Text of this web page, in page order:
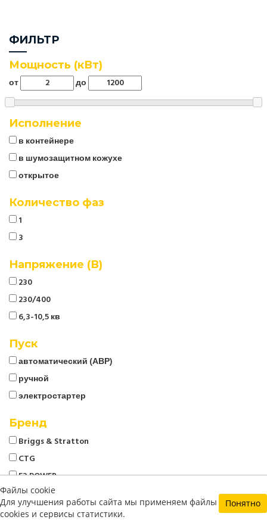
ФИЛЬТР
Мощность (кВт)
от до
Исполнение
в контейнере
в шумозащитном кожухе
открытое
Количество фаз
1
3
Напряжение (В)
230
230/400
6,3-10,5 кв
Пуск
автоматический (АВР)
ручной
электростартер
Бренд
Briggs & Stratton
CTG
E3 POWER
Energo
EVOline
Файлы cookie
Для улучшения работы сайта мы применяем файлы
cookies и сервисы статистики.
Понятно